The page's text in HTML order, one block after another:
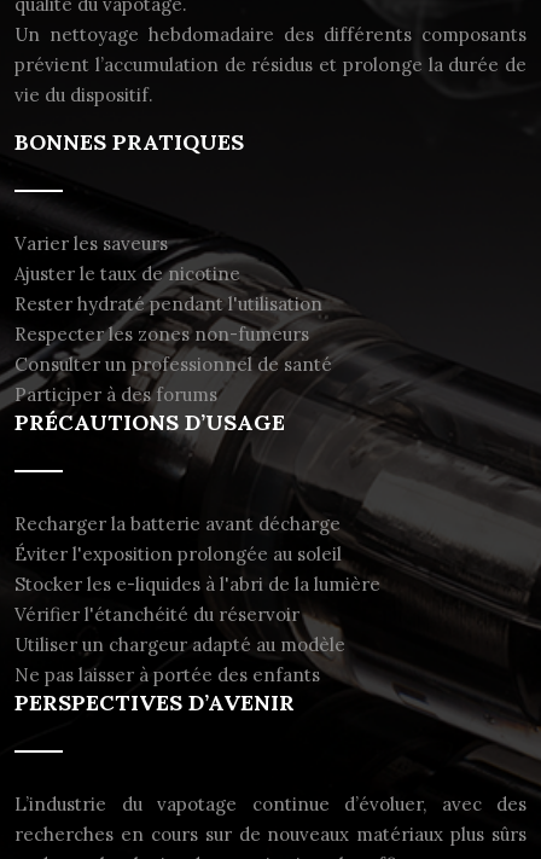
Un nettoyage hebdomadaire des différents composants
prévient l’accumulation de résidus et prolonge la durée de
vie du dispositif.
BONNES PRATIQUES
Varier les saveurs
Ajuster le taux de nicotine
Rester hydraté pendant l'utilisation
Respecter les zones non-fumeurs
Consulter un professionnel de santé
Participer à des forums
PRÉCAUTIONS D’USAGE
Recharger la batterie avant décharge
Éviter l'exposition prolongée au soleil
Stocker les e-liquides à l'abri de la lumière
Vérifier l'étanchéité du réservoir
Utiliser un chargeur adapté au modèle
Ne pas laisser à portée des enfants
PERSPECTIVES D’AVENIR
L’industrie du vapotage continue d’évoluer, avec des
recherches en cours sur de nouveaux matériaux plus sûrs